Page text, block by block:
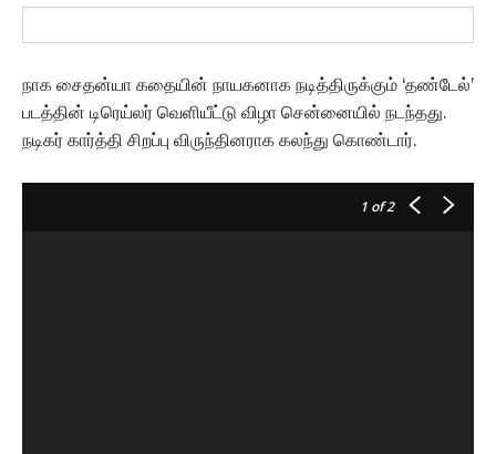
நாக சைதன்யா கதையின் நாயகனாக நடித்திருக்கும் ‘தண்டேல்’
படத்தின் டிரெய்லர் வெளியீட்டு விழா சென்னையில் நடந்தது.
நடிகர் கார்த்தி சிறப்பு விருந்தினராக கலந்து கொண்டார்.
1 of 2